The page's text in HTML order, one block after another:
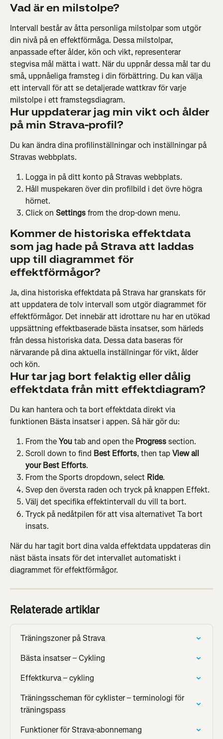
Vad är en milstolpe?
Intervall består av åtta personliga milstolpar som utgör
din nivå på en effektförmåga. Dessa milstolpar,
anpassade efter ålder, kön och vikt, representerar
stegvisa mål mätta i watt. När du uppnår dessa mål tar du
små, uppnåeliga framsteg i din förbättring. Du kan välja
ett intervall för att se detaljerade wattkrav för varje
milstolpe i ett framstegsdiagram.
Hur uppdaterar jag min vikt och ålder
på min Strava-profil?
Du kan ändra dina profilinställningar och inställningar på
Stravas webbplats.
Logga in på ditt konto på Stravas webbplats.
Håll muspekaren över din profilbild i det övre högra
hörnet.
Click on Settings from the drop-down menu.
Kommer de historiska effektdata
som jag hade på Strava att laddas
upp till diagrammet för
effektförmågor?
Ja, dina historiska effektdata på Strava har granskats för
att uppdatera de tolv intervall som utgör diagrammet för
effektförmågor. Det innebär att idrottare nu har en utökad
uppsättning effektbaserade bästa insatser, som härleds
från dessa historiska data. Dessa data baseras för
närvarande på dina aktuella inställningar för vikt, ålder
och kön.
Hur tar jag bort felaktig eller dålig
effektdata från mitt effektdiagram?
Du kan hantera och ta bort effektdata direkt via
funktionen Bästa insatser i appen. Så här gör du:
From the You tab and open the Progress section.
Scroll down to find Best Efforts, then tap View all
your Best Efforts.
From the Sports dropdown, select Ride.
Svep den översta raden och tryck på knappen Effekt.
Välj det specifika effektintervall du vill ta bort.
Tryck på nedåtpilen för att visa alternativet Ta bort
insats.
När du har tagit bort dina valda effektdata uppdateras din
näst bästa insats för det intervallet automatiskt i
diagrammet för effektförmågor.
Relaterade artiklar
Träningszoner på Strava
Bästa insatser – Cykling
Effektkurva – cykling
Träningsscheman för cyklister – terminologi för
träningspass
Funktioner för Strava-abonnemang